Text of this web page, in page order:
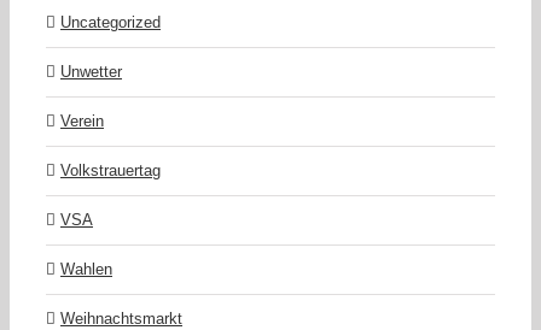
Uncategorized
Unwetter
Verein
Volkstrauertag
VSA
Wahlen
Weihnachtsmarkt